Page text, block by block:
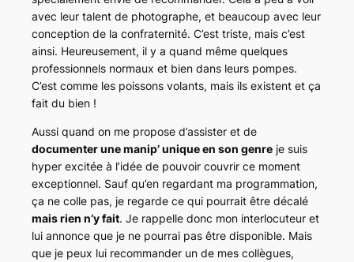
avec leur talent de photographe, et beaucoup avec leur
conception de la confraternité. C’est triste, mais c’est
ainsi. Heureusement, il y a quand même quelques
professionnels normaux et bien dans leurs pompes.
C’est comme les poissons volants, mais ils existent et ça
fait du bien !
Aussi quand on me propose d’assister et de
documenter une manip’ unique en son genre je suis
hyper excitée à l’idée de pouvoir couvrir ce moment
exceptionnel. Sauf qu’en regardant ma programmation,
ça ne colle pas, je regarde ce qui pourrait être décalé
mais rien n’y fait. Je rappelle donc mon interlocuteur et
lui annonce que je ne pourrai pas être disponible. Mais
que je peux lui recommander un de mes collègues,